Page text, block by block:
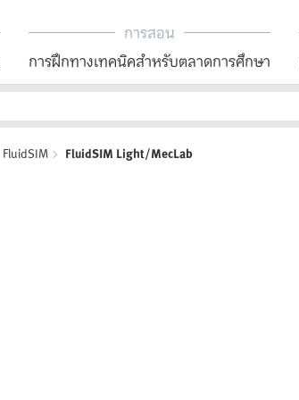
การสอน
การฝึกทางเทคนิคสำหรับตลาดการศึกษา
FluidSIM FluidSIM Light/MecLab